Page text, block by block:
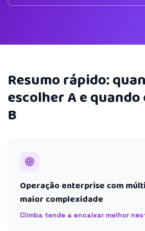
Resumo rápido:
escolher A e
B
Operação enterprise com
maior complexidade
Climba tende a encaixar melhor